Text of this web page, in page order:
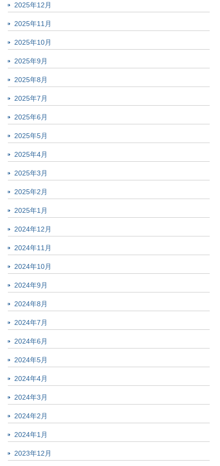
2025年12月
2025年11月
2025年10月
2025年9月
2025年8月
2025年7月
2025年6月
2025年5月
2025年4月
2025年3月
2025年2月
2025年1月
2024年12月
2024年11月
2024年10月
2024年9月
2024年8月
2024年7月
2024年6月
2024年5月
2024年4月
2024年3月
2024年2月
2024年1月
2023年12月